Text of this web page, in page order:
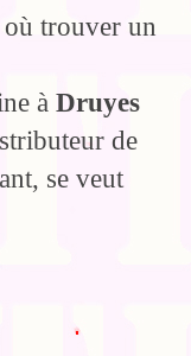
trouver un
à Druyes
de
se veut